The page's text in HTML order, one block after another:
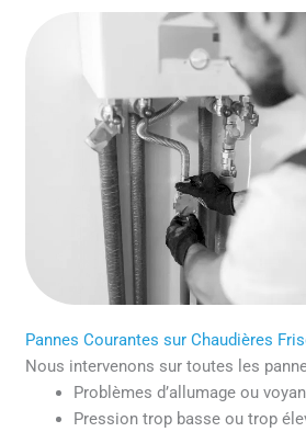
Pannes Courantes sur Chaudières
Nous intervenons sur toutes les
Problèmes d’allumage ou
Pression trop basse ou trop